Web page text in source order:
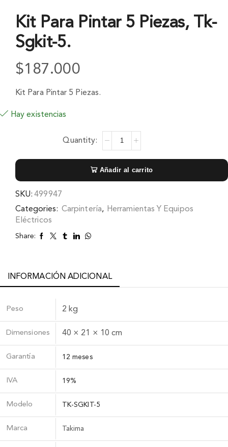
Kit Para Pintar 5 Piezas, Tk-
Sgkit-5.
$187.000
Kit Para Pintar 5 Piezas.
Hay existencias
Añadir al carrito
SKU: 499947
Categories: Carpintería, Herramientas Y Equipos
Eléctricos
Share:
INFORMACIÓN ADICIONAL
Peso 2 kg
Dimensiones 40 × 21 × 10 cm
Garantía 12 meses
IVA 19%
Modelo TK-SGKIT-5
Marca Takima